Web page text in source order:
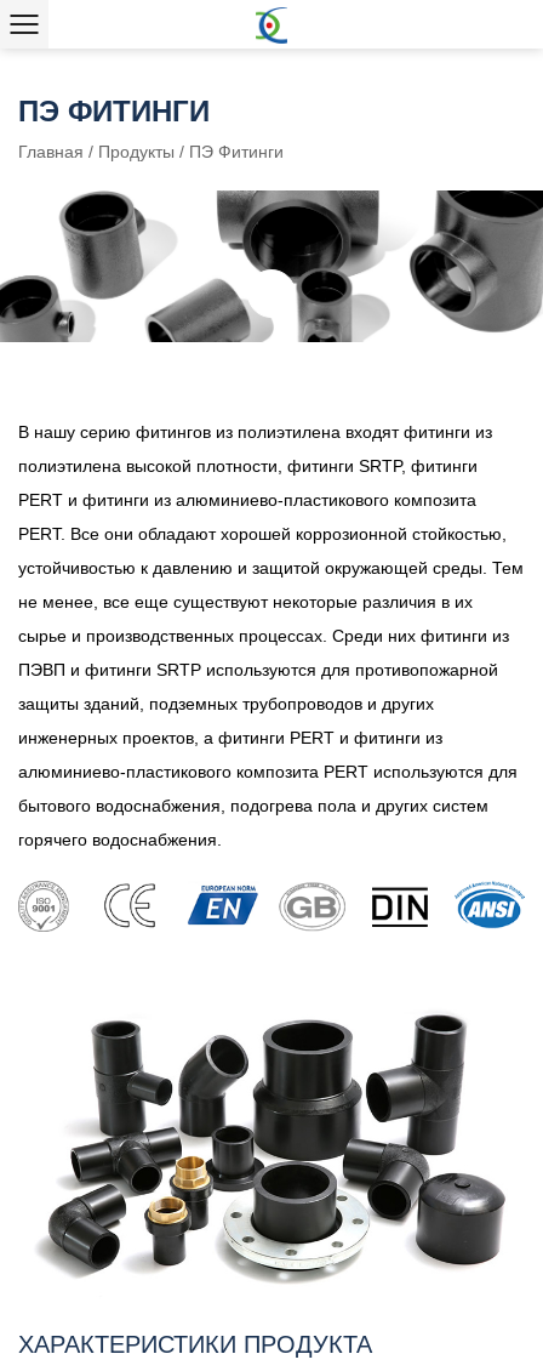
ПЭ ФИТИНГИ
Главная / Продукты / ПЭ Фитинги
В нашу серию фитингов из полиэтилена входят фитинги из
полиэтилена высокой плотности, фитинги SRTP, фитинги
PERT и фитинги из алюминиево-пластикового композита
PERT. Все они обладают хорошей коррозионной стойкостью,
устойчивостью к давлению и защитой окружающей среды. Тем
не менее, все еще существуют некоторые различия в их
сырье и производственных процессах. Среди них фитинги из
ПЭВП и фитинги SRTP используются для противопожарной
защиты зданий, подземных трубопроводов и других
инженерных проектов, а фитинги PERT и фитинги из
алюминиево-пластикового композита PERT используются для
бытового водоснабжения, подогрева пола и других систем
горячего водоснабжения.
ХАРАКТЕРИСТИКИ ПРОДУКТА